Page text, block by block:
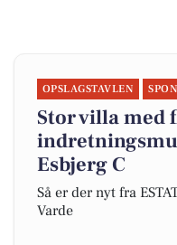
OPSLAGSTAVLEN
Stor villa med
Esbjerg C
Så er der nyt fra
Varde